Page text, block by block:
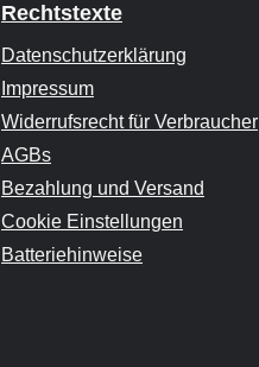
Rechtstexte
Datenschutzerklärung
Impressum
Widerrufsrecht für Verbraucher
AGBs
Bezahlung und Versand
Cookie Einstellungen
Batteriehinweise